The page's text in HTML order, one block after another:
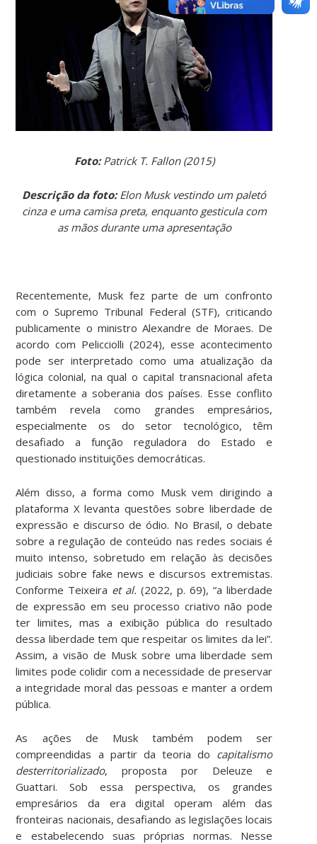
Foto:Patrick T. Fallon (2015)
Descrição da foto:Elon Musk vestindo um paletó
cinza e uma camisa preta, enquanto gesticula com
as mãos durante uma apresentação
Recentemente, Musk fez parte de um confronto
com o Supremo Tribunal Federal (STF), criticando
publicamente o ministro Alexandre de Moraes. De
acordo com Pelicciolli (2024), esse acontecimento
pode ser interpretado como uma atualização da
lógica colonial, na qual o capital transnacional afeta
diretamente a soberania dos países. Esse conflito
também revela como grandes empresários,
especialmente os do setor tecnológico, têm
desafiado a função reguladora do Estado e
questionado instituições democráticas.
Além disso, a forma como Musk vem dirigindo a
plataforma X levanta questões sobre liberdade de
expressão e discurso de ódio. No Brasil, o debate
sobre a regulação de conteúdo nas redes sociais é
muito intenso, sobretudo em relação às decisões
judiciais sobre fake news e discursos extremistas.
Conforme Teixeira et al. (2022, p. 69), “a liberdade
de expressão em seu processo criativo não pode
ter limites, mas a exibição pública do resultado
dessa liberdade tem que respeitar os limites da lei”.
Assim, a visão de Musk sobre uma liberdade sem
limites pode colidir com a necessidade de preservar
a integridade moral das pessoas e manter a ordem
pública.
As ações de Musk também podem ser
compreendidas a partir da teoria do capitalismo
desterritorializado, proposta por Deleuze e
Guattari. Sob essa perspectiva, os grandes
empresários da era digital operam além das
fronteiras nacionais, desafiando as legislações locais
e estabelecendo suas próprias normas. Nesse